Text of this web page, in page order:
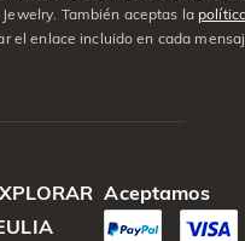
También aceptas la
el enlace incluido en cada
Aceptamos